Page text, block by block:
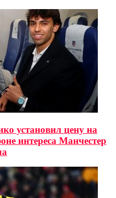
установил цену на
интереса Манчестер